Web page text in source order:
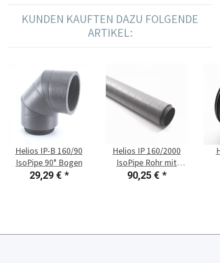
KUNDEN KAUFTEN DAZU FOLGENDE
ARTIKEL:
Helios IP-B 160/90
IsoPipe 90° Bogen
29,29 € *
Helios IP 160/2000
IsoPipe Rohr mit
Innenverbinder
90,25 € *